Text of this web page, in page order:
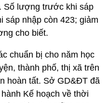
Số lượng trước khi sáp
sáp nhập còn 423; giảm
cho biết.
chuẩn bị cho năm học
thành phố, thị xã trên
hoàn tất. Sở GD&ĐT đã
Kế hoạch về thời